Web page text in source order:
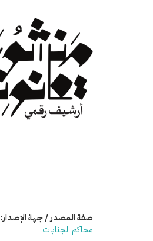
صفة المصدر / جهة الإصدار:
محاكم الجنايات